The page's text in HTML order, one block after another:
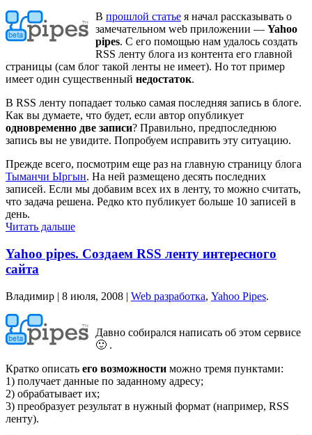
В прошлой статье я начал рассказывать о
замечательном web приложении — Yahoo
pipes. С его помощью нам удалось создать
RSS ленту блога из контента его главной
страницы (сам блог такой ленты не имеет). Но тот пример
имеет один существенный недостаток.
В RSS ленту попадает только самая последняя запись в блоге.
Как вы думаете, что будет, если автор опубликует
одновременно две записи? Правильно, предпоследнюю
запись вы не увидите. Попробуем исправить эту ситуацию.
Прежде всего, посмотрим еще раз на главную страницу блога
Тыманчи Ыргын. На ней размещено десять последних
записей. Если мы добавим всех их в ленту, то можно считать,
что задача решена. Редко кто публикует больше 10 записей в
день.
Читать дальше
Yahoo pipes. Cоздаем RSS ленту интересного
сайта
Владимир | 8 июля, 2008 | Web разработка, Yahoo Pipes.
Давно собирался написать об этом сервисе
🙂 .
Кратко описать его возможности можно тремя пунктами:
1) получает данные по заданному адресу;
2) обрабатывает их;
3) преобразует результат в нужный формат (например, RSS
ленту).